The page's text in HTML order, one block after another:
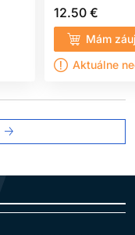
12.50 €
Mám
Aktuálne